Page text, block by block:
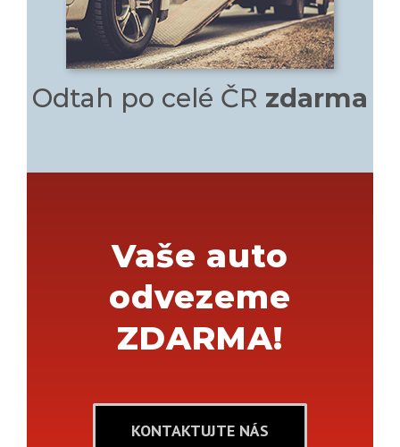
Odtah po celé ČR zdarma
Vaše auto
odvezeme
ZDARMA!
KONTAKTUJTE NÁS